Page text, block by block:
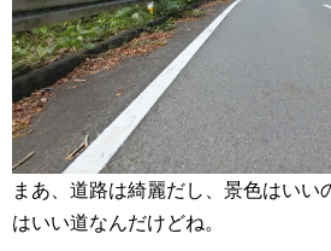
まあ、道路は綺麗だし、景色はいい
はいい道なんだけどね。